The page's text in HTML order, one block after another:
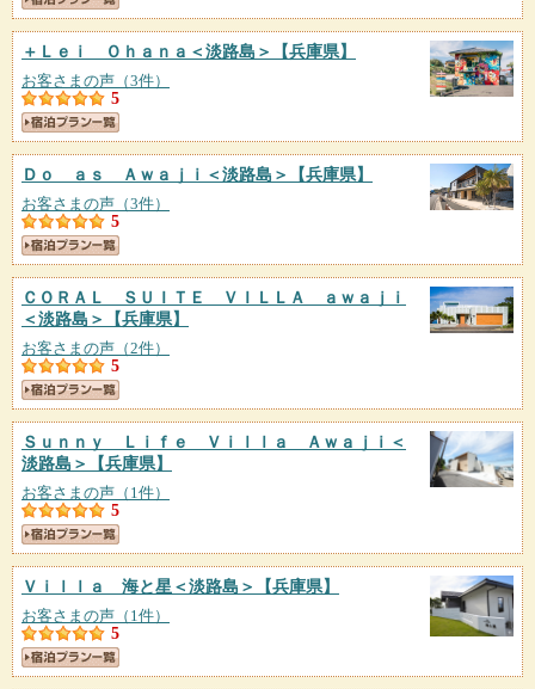
＋Ｌｅｉ Ｏｈａｎａ＜淡路島＞ 【兵庫県】
お客さまの声（3件）
5
Ｄｏ ａｓ Ａｗａｊｉ＜淡路島＞ 【兵庫県】
お客さまの声（3件）
5
ＣＯＲＡＬ ＳＵＩＴＥ ＶＩＬＬＡ ａｗａｊｉ
＜淡路島＞
【兵庫県】
お客さまの声（2件）
5
Ｓｕｎｎｙ Ｌｉｆｅ Ｖｉｌｌａ Ａｗａｊｉ＜
淡路島＞
【兵庫県】
お客さまの声（1件）
5
Ｖｉｌｌａ 海と星＜淡路島＞ 【兵庫県】
お客さまの声（1件）
5